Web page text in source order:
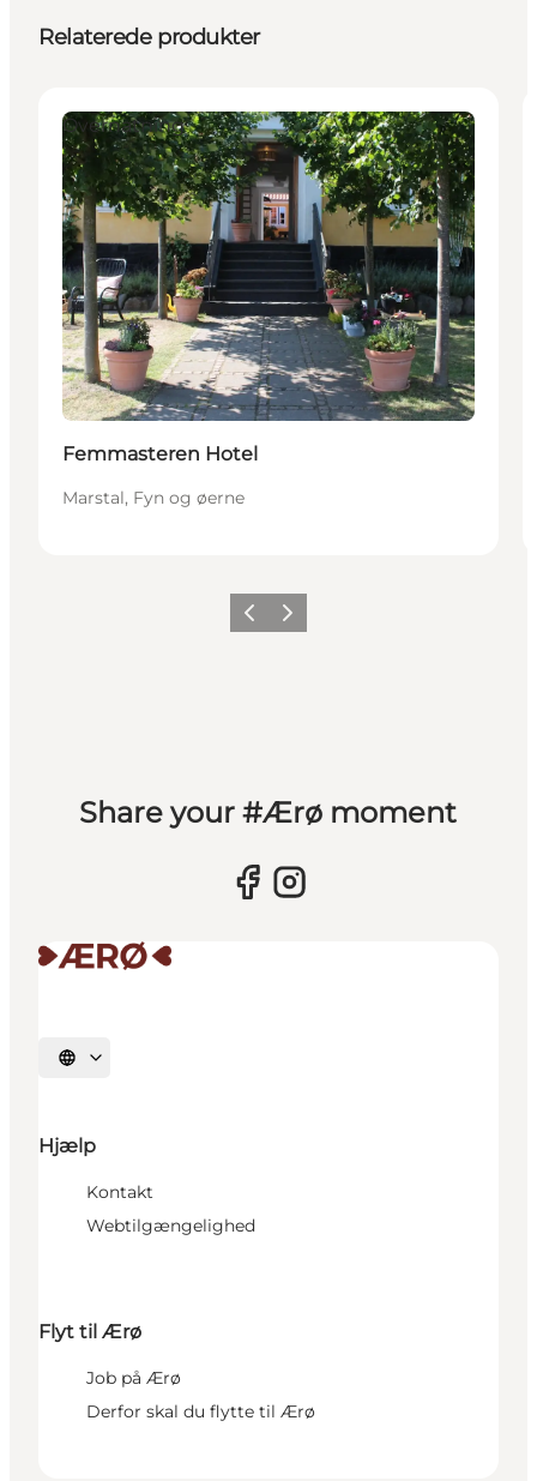
Relaterede produkter
Overnatning
Femmasteren Hotel
Marstal, Fyn og øerne
ForrigeNæste
Share your #Ærø moment
Vælg sprog
Hjælp
Kontakt
Webtilgængelighed
Flyt til Ærø
Job på Ærø
Derfor skal du flytte til Ærø